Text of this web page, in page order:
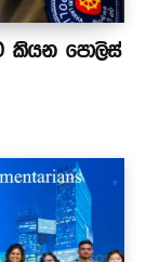
කියන පොලිස්